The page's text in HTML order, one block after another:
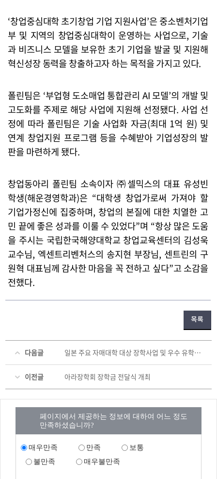
‘창업중심대학 초기창업 기업 지원사업’은 중소벤처기업
부 및 지역의 창업중심대학이 운영하는 사업으로, 기술
과 비즈니스 모델을 보유한 초기 기업을 발굴 및 지원해
혁신성장 동력을 창출하고자 하는 목적을 가지고 있다.
폴린팀은 ‘부업형 도소매업 통합관리 AI 모델’의 개발 및
고도화를 주제로 해당 사업에 지원해 선정됐다. 사업 선
정에 따라 폴린팀은 기술 사업화 자금(최대 1억 원) 및
연계 창업지원 프로그램 등을 수혜받아 기업성장의 발
판을 마련하게 됐다.
창업동아리 폴린팀 소속이자㈜셀믹스의 대표 유성빈
학생(해운경영학과)은 “대학생 창업가로써 가져야 할
기업가정신에 집중하며, 창업의 본질에 대한 치열한 고
민 끝에 좋은 성과를 이룰 수 있었다”며 “항상 많은 도움
을 주시는 국립한국해양대학교 창업교육센터의 김성욱
교수님, 엑센트리벤처스의 송지현 부장님, 센트린의 구
원혁 대표님께 감사한 마음을 꼭 전하고 싶다”고 소감을
전했다.
목록
다음글 일본 주요 자매대학 대상 장학사업 및 우수 유학생 유치 홍보 실시
이전글 아라장학회 장학금 전달식 개최
페이지에서 제공하는 정보에 대하여 어느 정도
만족하셨습니까?
매우만족 만족
보통
불만족
매우불만족